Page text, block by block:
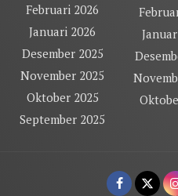
Februari 2026
Januari 2026
Desember 2025
November 2025
Oktober 2025
September 2025